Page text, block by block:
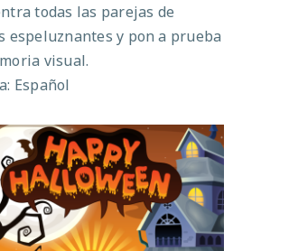
todas las parejas de
espeluznantes y pon a prueba
visual.
Español
Happy Halloween